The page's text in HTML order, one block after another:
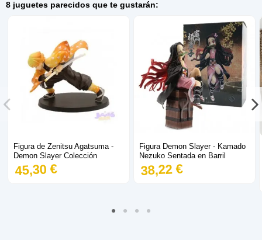
8 juguetes parecidos que te gustarán:
Figura de Zenitsu Agatsuma -
Demon Slayer Colección
45,30 €
Figura Demon Slayer - Kamado
Nezuko Sentada en Barril
38,22 €